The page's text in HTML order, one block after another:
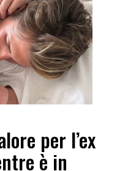
per l’ex
è in